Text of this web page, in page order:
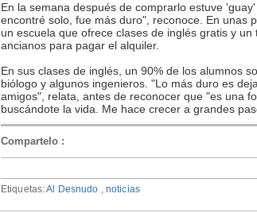
En la semana después de comprarlo estuve
encontré solo, fue más duro", reconoce. En unas
un escuela que ofrece clases de inglés gratis y
ancianos para pagar el alquiler.
En sus clases de inglés, un 90% de los alumnos
biólogo y algunos ingenieros. "Lo más duro es
amigos", relata, antes de reconocer que "es una
buscándote la vida. Me hace crecer a grandes
Compartelo :
Etiquetas:Al Desnudo noticias